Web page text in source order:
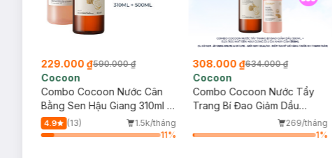
229.000 ₫590.000 ₫
Cocoon
Combo Cocoon Nước Cân
Bằng Sen Hậu Giang 310ml +
Nước Tẩy Trang Bí Đao
500ml
4.9 (13)
1.5k/tháng
11%
308.000 ₫634.000 ₫
Cocoon
Combo Cocoon Nước Tẩy
Trang Bí Đao Giảm Dầu
500ml + Sữa Rửa Mặt Sen
Hậu Giang Dịu Da Nhạy Cảm
269/tháng
1%